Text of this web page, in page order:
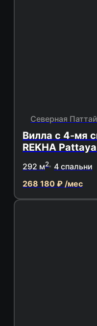
Северная
Вилла с 4-мя
REKHA
292 м2
4 спальни
268 180 ₽ /мес